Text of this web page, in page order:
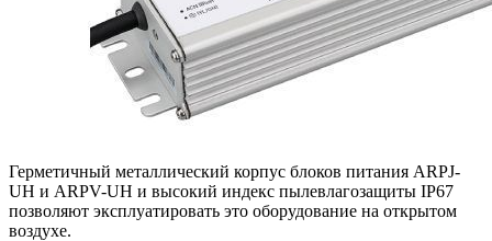
Герметичный металлический корпус блоков питания ARPJ-
UH и ARPV-UH и высокий индекс пылевлагозащиты IP67
позволяют эксплуатировать это оборудование на открытом
воздухе.